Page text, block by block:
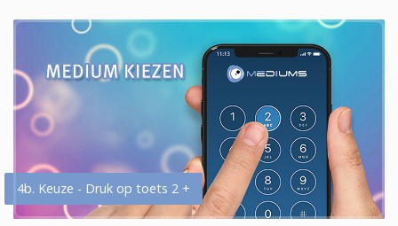
4b. Keuze - Druk op toets 2 +